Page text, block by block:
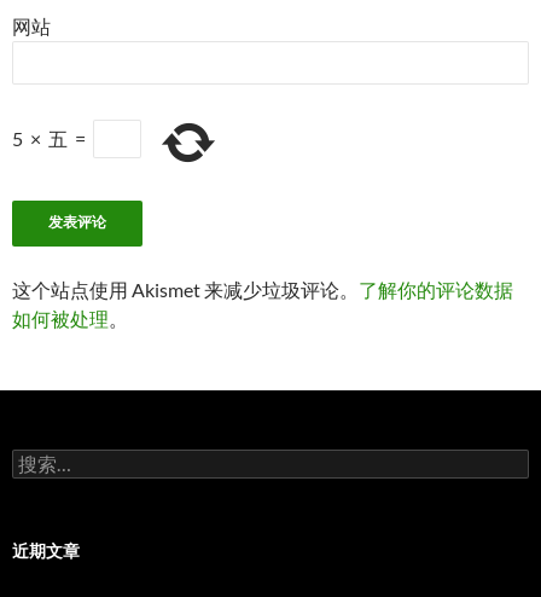
网站
5 × 五 =
这个站点使用 Akismet 来减少垃圾评论。 了解你的评论数据
如何被处理。
搜
索：
近期文章